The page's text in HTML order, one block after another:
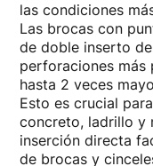
las condiciones
Las brocas con
de doble inserto
perforaciones más
hasta 2 veces
Esto es crucial
concreto, ladrillo y
inserción directa
de brocas y